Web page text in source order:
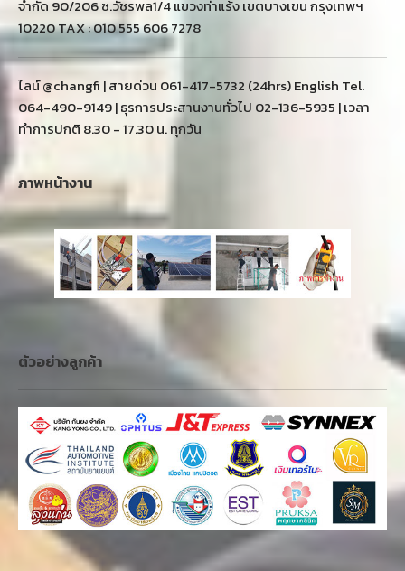
จำกัด 90/206 ซ.วัชรพล1/4 แขวงท่าแร้ง เขตบางเขน กรุงเทพฯ
10220 TAX : 010 555 606 7278
ไลน์ @changfi | สายด่วน 061-417-5732 (24hrs) English Tel.
064-490-9149 | ธุรการประสานงานทั่วไป 02-136-5935 | เวลา
ทำการปกติ 8.30 - 17.30 น. ทุกวัน
ภาพหน้างาน
ตัวอย่างลูกค้า